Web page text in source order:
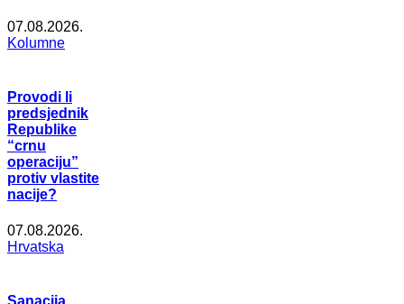
07.08.2026.
Kolumne
Provodi li
predsjednik
Republike
“crnu
operaciju”
protiv vlastite
nacije?
07.08.2026.
Hrvatska
Sanacija